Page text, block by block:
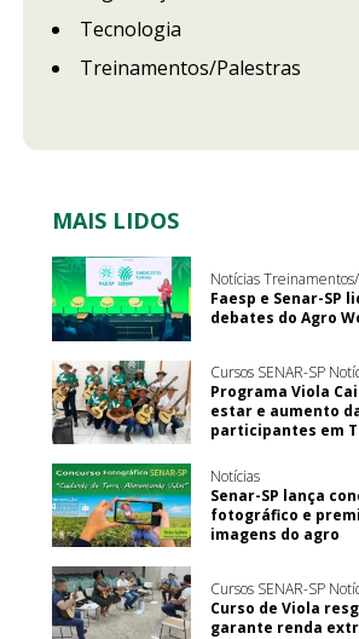
Tecnologia
Treinamentos/Palestras
MAIS LIDOS
Notícias
Faesp e Senar-SP
debates do Agro
Cursos SENAR-SP
Programa Viola
estar e aumento
participantes em
Notícias
Senar-SP lança
fotográfico e
imagens do agro
Cursos SENAR-SP
Curso de Viola
garante renda